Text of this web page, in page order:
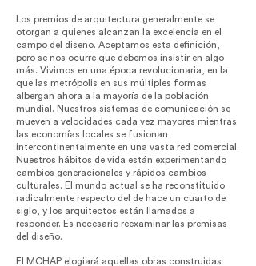
Los premios de arquitectura generalmente se
otorgan a quienes alcanzan la excelencia en el
campo del diseño. Aceptamos esta definición,
pero se nos ocurre que debemos insistir en algo
más. Vivimos en una época revolucionaria, en la
que las metrópolis en sus múltiples formas
albergan ahora a la mayoría de la población
mundial. Nuestros sistemas de comunicación se
mueven a velocidades cada vez mayores mientras
las economías locales se fusionan
intercontinentalmente en una vasta red comercial.
Nuestros hábitos de vida están experimentando
cambios generacionales y rápidos cambios
culturales. El mundo actual se ha reconstituido
radicalmente respecto del de hace un cuarto de
siglo, y los arquitectos están llamados a
responder. Es necesario reexaminar las premisas
del diseño.
El MCHAP elogiará aquellas obras construidas